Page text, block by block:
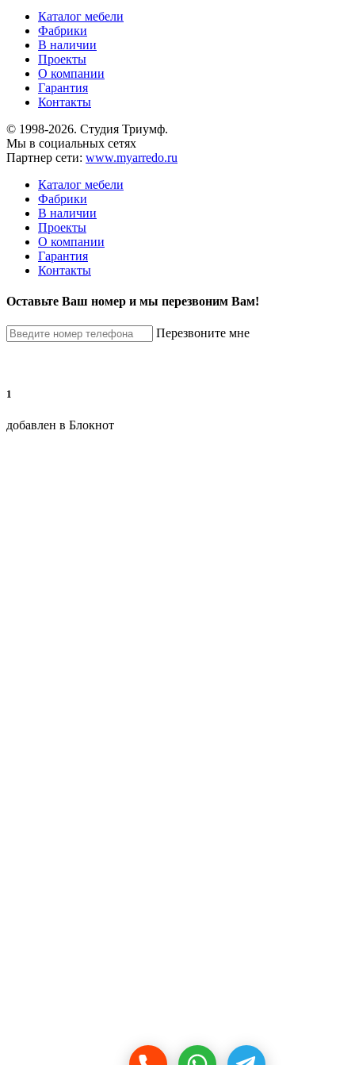
Каталог мебели
Фабрики
В наличии
Проекты
О компании
Гарантия
Контакты
© 1998-2026. Студия Триумф.
Мы в социальных сетях
Партнер сети: www.myarredo.ru
Каталог мебели
Фабрики
В наличии
Проекты
О компании
Гарантия
Контакты
Оставьте Ваш номер и мы перезвоним Вам!
Перезвоните мне
1
добавлен в Блокнот